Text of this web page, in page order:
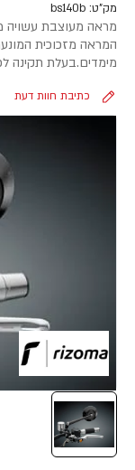
מק"ט: bs140b
מראה מעוצבת עשויה
המראה מזכוכית
מימדים.בעלת תקינה
כתיבת חוות דעת